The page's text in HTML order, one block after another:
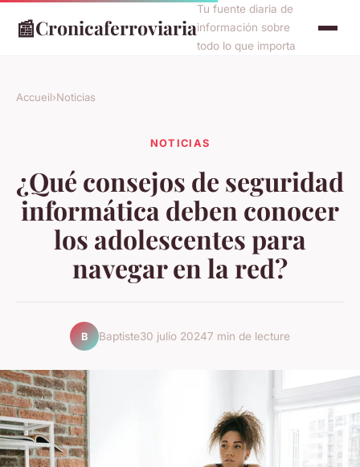
📰Cronicaferroviaria
Tu fuente diaria de
información sobre
todo lo que importa
Accueil›Noticias
NOTICIAS
¿Qué consejos de seguridad
informática deben conocer
los adolescentes para
navegar en la red?
B Baptiste30 julio 20247 min de lecture